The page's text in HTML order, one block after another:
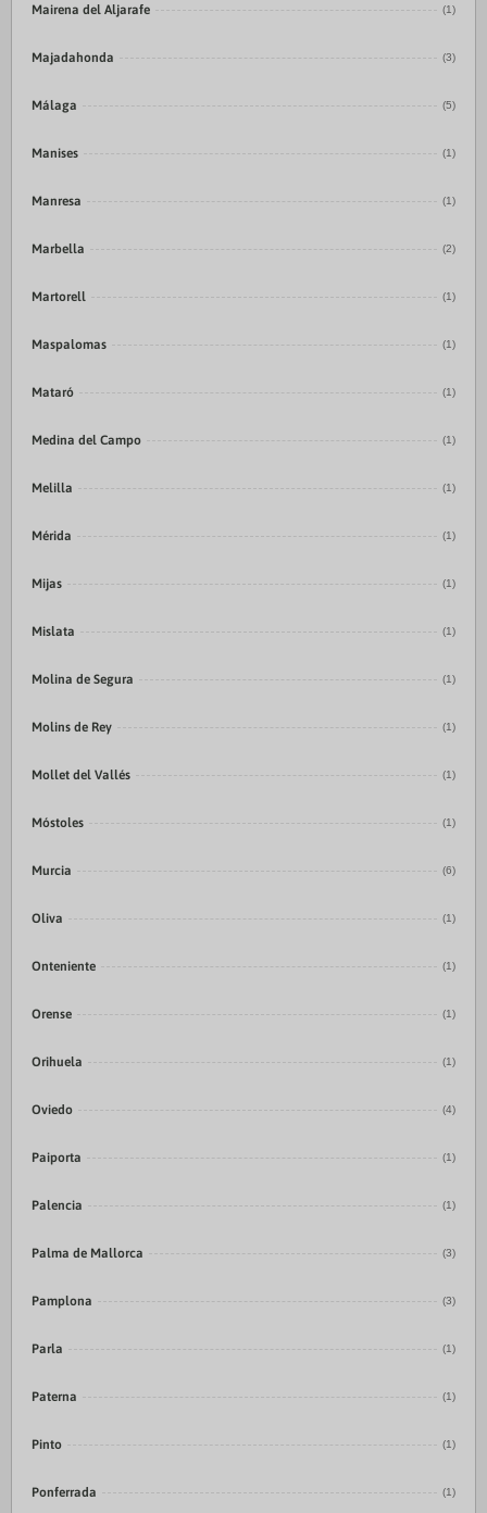
Mairena del Aljarafe (1)
Majadahonda (3)
Málaga (5)
Manises (1)
Manresa (1)
Marbella (2)
Martorell (1)
Maspalomas (1)
Mataró (1)
Medina del Campo (1)
Melilla (1)
Mérida (1)
Mijas (1)
Mislata (1)
Molina de Segura (1)
Molins de Rey (1)
Mollet del Vallés (1)
Móstoles (1)
Murcia (6)
Oliva (1)
Onteniente (1)
Orense (1)
Orihuela (1)
Oviedo (4)
Paiporta (1)
Palencia (1)
Palma de Mallorca (3)
Pamplona (3)
Parla (1)
Paterna (1)
Pinto (1)
Ponferrada (1)